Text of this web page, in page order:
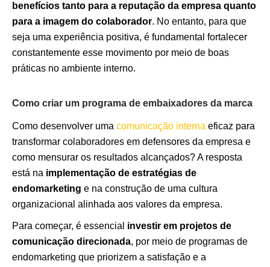
benefícios tanto para a reputação da empresa quanto
para a imagem do colaborador. No entanto, para que
seja uma experiência positiva, é fundamental fortalecer
constantemente esse movimento por meio de boas
práticas no ambiente interno.
Como criar um programa de embaixadores da marca
Como desenvolver uma comunicação interna eficaz para
transformar colaboradores em defensores da empresa e
como mensurar os resultados alcançados? A resposta
está na implementação de estratégias de
endomarketing e na construção de uma cultura
organizacional alinhada aos valores da empresa.
Para começar, é essencial investir em projetos de
comunicação direcionada, por meio de programas de
endomarketing que priorizem a satisfação e a